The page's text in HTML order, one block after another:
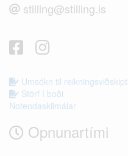
stilling@stilling.is
Umsókn til
Störf í boði
Notendaskilmálar
Opnunartími